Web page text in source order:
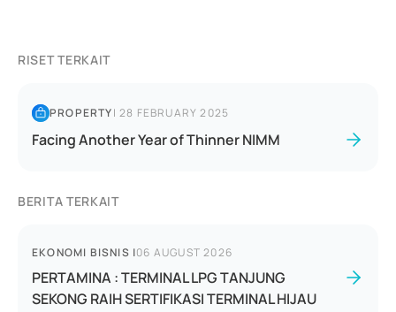
RISET TERKAIT
PROPERTY|28 FEBRUARY 2025
Facing Another Year of Thinner NIMM
BERITA TERKAIT
EKONOMI BISNIS |06 AUGUST 2026
PERTAMINA : TERMINAL LPG TANJUNG
SEKONG RAIH SERTIFIKASI TERMINAL HIJAU